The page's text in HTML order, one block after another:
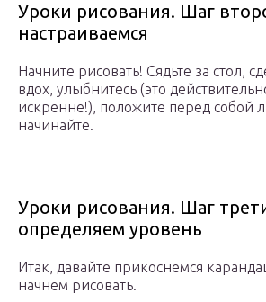
Уроки рисования. Шаг
настраиваемся
Начните рисовать! Сядьте за стол,
вдох, улыбнитесь (это
искренне!), положите перед собой
начинайте.
Уроки рисования. Шаг
определяем уровень
Итак, давайте прикоснемся
начнем рисовать.